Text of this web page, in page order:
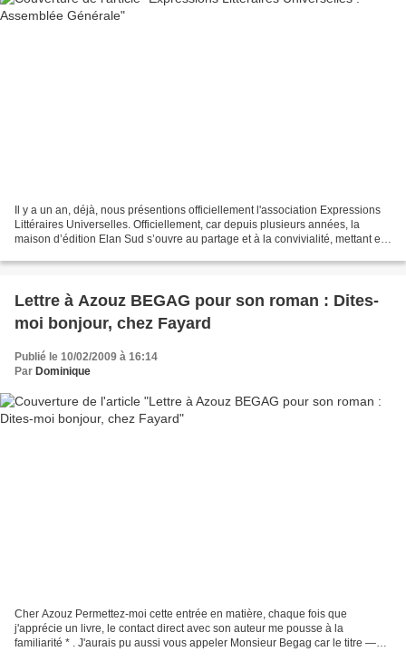
Il y a un an, déjà, nous présentions officiellement l'association Expressions
Littéraires Universelles. Officiellement, car depuis plusieurs années, la
maison d’édition Elan Sud s’ouvre au partage et à la convivialité, mettant en
Lettre à Azouz BEGAG pour son roman : Dites-
moi bonjour, chez Fayard
Publié le 10/02/2009 à 16:14
Par Dominique
Cher Azouz Permettez-moi cette entrée en matière, chaque fois que
j'apprécie un livre, le contact direct avec son auteur me pousse à la
familiarité * . J'aurais pu aussi vous appeler Monsieur Begag car le titre —